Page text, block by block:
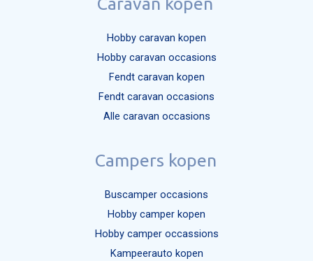
Hobby caravan kopen
Hobby caravan occasions
Fendt caravan kopen
Fendt caravan occasions
Alle caravan occasions
Campers kopen
Buscamper occasions
Hobby camper kopen
Hobby camper occassions
Kampeerauto kopen